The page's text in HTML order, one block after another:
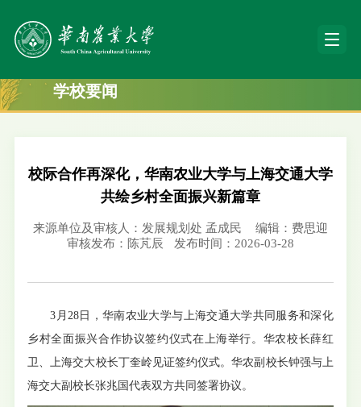
学校要闻
校际合作再深化，华南农业大学与上海交通大学
共绘乡村全面振兴新篇章
来源单位及审核人：发展规划处 孟成民
编辑：费思迎
审核发布：陈芃辰
发布时间：2026-03-28
3月28日，华南农业大学与上海交通大学共同服务和深化
乡村全面振兴合作协议签约仪式在上海举行。华农校长薛红
卫、上海交大校长丁奎岭见证签约仪式。华农副校长钟强与上
海交大副校长张兆国代表双方共同签署协议。